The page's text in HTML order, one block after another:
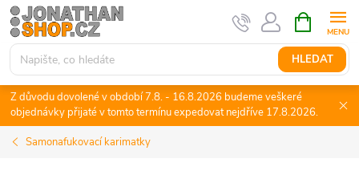
Přejít
na
obsah
HLEDAT
NÁKUPNÍ
KOŠÍK
Z důvodu dovolené v období 7.8. - 16.8.2026 budeme veškeré
objednávky přijaté v tomto termínu expedovat nejdříve 17.8.2026.
Samonafukovací karimatky